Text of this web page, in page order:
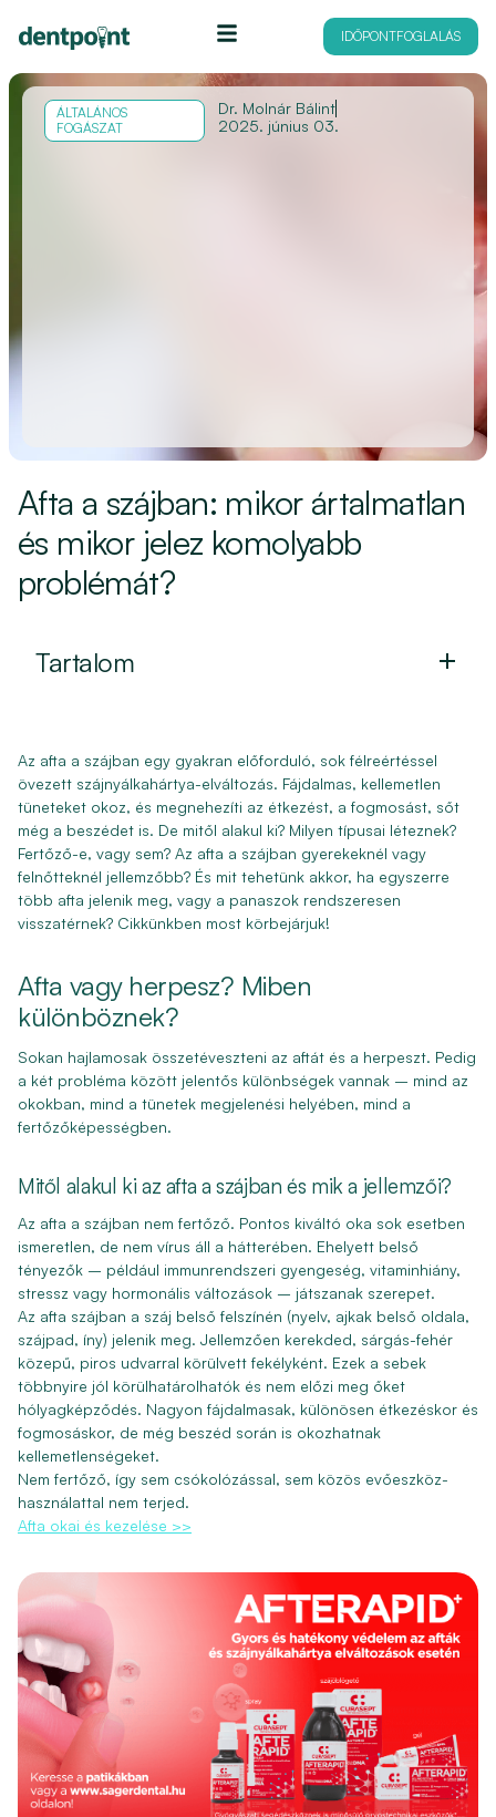
IDŐPONTFOGLALÁS
ÁLTALÁNOS
FOGÁSZAT
Dr. Molnár Bálint
2025. június 03.
Afta a szájban: mikor ártalmatlan
és mikor jelez komolyabb
problémát?
Tartalom
Az afta a szájban egy gyakran előforduló, sok félreértéssel
övezett szájnyálkahártya-elváltozás. Fájdalmas, kellemetlen
tüneteket okoz, és megnehezíti az étkezést, a fogmosást, sőt
még a beszédet is. De mitől alakul ki? Milyen típusai léteznek?
Fertőző-e, vagy sem? Az afta a szájban gyerekeknél vagy
felnőtteknél jellemzőbb? És mit tehetünk akkor, ha egyszerre
több afta jelenik meg, vagy a panaszok rendszeresen
visszatérnek? Cikkünkben most körbejárjuk!
Afta vagy herpesz? Miben
különböznek?
Sokan hajlamosak összetéveszteni az aftát és a herpeszt. Pedig
a két probléma között jelentős különbségek vannak – mind az
okokban, mind a tünetek megjelenési helyében, mind a
fertőzőképességben.
Mitől alakul ki az afta a szájban és mik a jellemzői?
Az afta a szájban nem fertőző. Pontos kiváltó oka sok esetben
ismeretlen, de nem vírus áll a hátterében. Ehelyett belső
tényezők – például immunrendszeri gyengeség, vitaminhiány,
stressz vagy hormonális változások – játszanak szerepet.
Az afta szájban a száj belső felszínén (nyelv, ajkak belső oldala,
szájpad, íny) jelenik meg. Jellemzően kerekded, sárgás-fehér
közepű, piros udvarral körülvett fekélyként. Ezek a sebek
többnyire jól körülhatárolhatók és nem előzi meg őket
hólyagképződés. Nagyon fájdalmasak, különösen étkezéskor és
fogmosáskor, de még beszéd során is okozhatnak
kellemetlenségeket.
Nem fertőző, így sem csókolózással, sem közös evőeszköz-
használattal nem terjed.
Afta okai és kezelése >>